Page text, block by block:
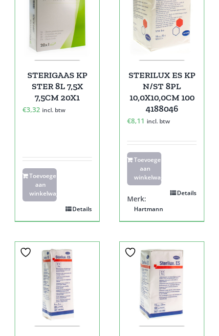
STERIGAAS KP
STER 8L 7,5X
7,5CM 20X1
€3,32 incl. btw
Toevoegen
aan
winkelwagen
Details
STERILUX ES KP
N/ST 8PL
10,0X10,0CM 100
4188046
€8,11 incl. btw
Toevoegen
aan
winkelwagen
Details
Merk:
Hartmann